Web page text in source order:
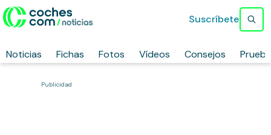
Noticias Fichas Fotos Vídeos Consejos
Suscríbete
Publicidad